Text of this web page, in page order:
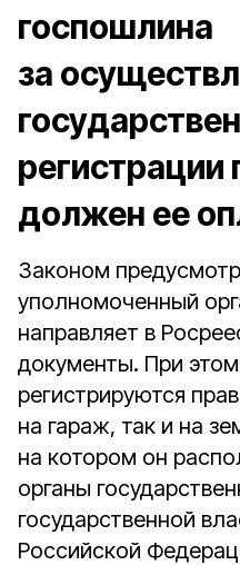
госпошлина
за
регистрации
должен ее
Законом
уполномоченный
направляет в
документы. При
регистрируются
на гараж, так и на
на котором он
органы
государственной
Российской